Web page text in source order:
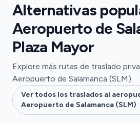
Alternativas
Aeropuerto de
Plaza Mayor
Explore más rutas de traslado
Aeropuerto de Salamanca (SLM).
Ver todos los traslados al
Aeropuerto de Salamanca (SLM)